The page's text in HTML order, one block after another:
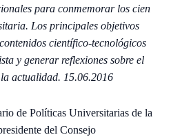
para conmemorar los cien
Los principales objetivos
científico-tecnológicos
y generar reflexiones sobre el
actualidad. 15.06.2016
de Políticas Universitarias de la
del Consejo